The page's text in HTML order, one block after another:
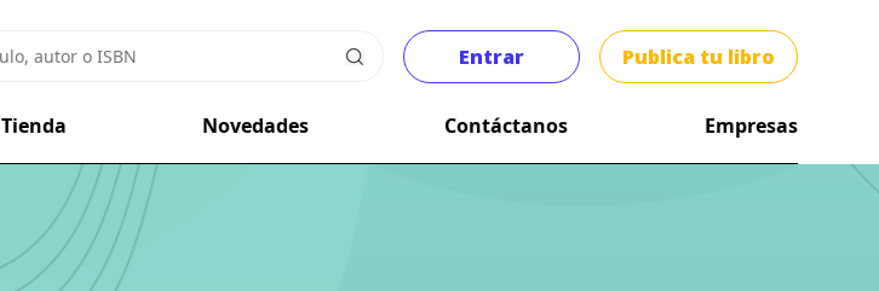
Entrar Publica tu libro
Tienda Novedades Contáctanos Empresas